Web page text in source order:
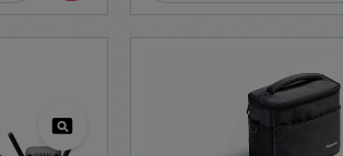
akkumulátor USB töltőkábel 4 db propeller